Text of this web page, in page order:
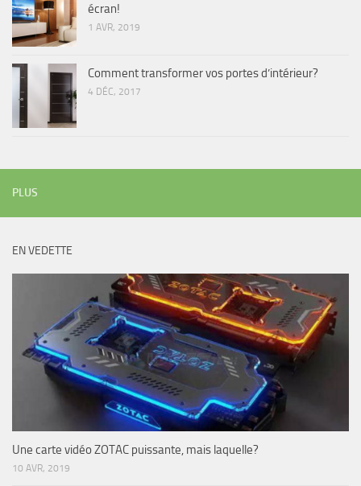
écran!
1 AVR, 2019
Comment transformer vos portes d’intérieur?
4 DÉC, 2017
PLUS
EN VEDETTE
Une carte vidéo ZOTAC puissante, mais laquelle?
10 AVR, 2019